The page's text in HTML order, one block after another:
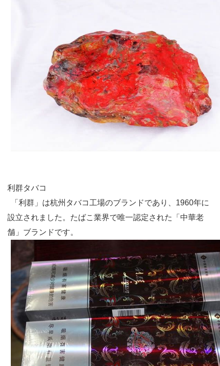
利群タバコ
「利群」は杭州タバコ工場のブランドであり、 1960年に
設立されました。たばこ業界で唯一認定された「中華老
舗」ブランドです。